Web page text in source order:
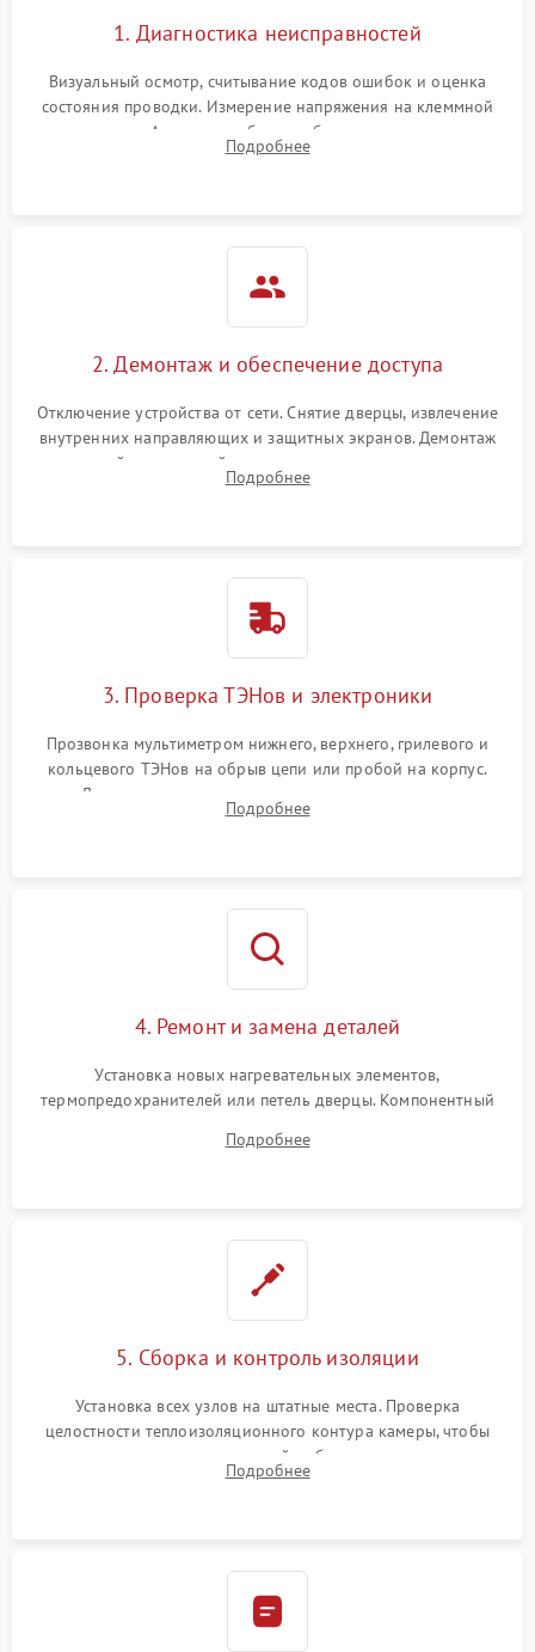
1. Диагностика неисправностей
Визуальный осмотр, считывание кодов ошибок и оценка
состояния проводки. Измерение напряжения на клеммной
колодке. Анализ жалоб на проблемы с нагревом,
конвекцией, панелью управления или блокировкой дверцы.
Подробнее
2. Демонтаж и обеспечение доступа
Отключение устройства от сети. Снятие дверцы, извлечение
внутренних направляющих и защитных экранов. Демонтаж
задней или верхней панели для прямого доступа к
нагревательным элементам, плате и вентиляторам.
Подробнее
3. Проверка ТЭНов и электроники
Прозвонка мультиметром нижнего, верхнего, грилевого и
кольцевого ТЭНов на обрыв цепи или пробой на корпус.
Диагностика термостата, датчиков температуры,
переключателя режимов и мотора конвекции.
Подробнее
4. Ремонт и замена деталей
Установка новых нагревательных элементов,
термопредохранителей или петель дверцы. Компонентный
выгоревших реле, восстановление контактов и замена
Подробнее
5. Сборка и контроль изоляции
Установка всех узлов на штатные места. Проверка
целостности теплоизоляционного контура камеры, чтобы
исключить перегрев кухонной мебели и потерю тепла.
Надежная фиксация клемм и сборка корпуса шкафа.
Подробнее